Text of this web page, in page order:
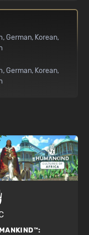
German Korean
German Korean